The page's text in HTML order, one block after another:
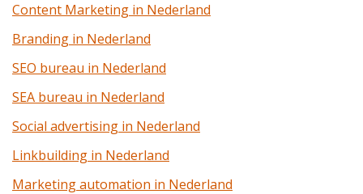
Content Marketing in Nederland
Branding in Nederland
SEO bureau in Nederland
SEA bureau in Nederland
Social advertising in Nederland
Linkbuilding in Nederland
Marketing automation in Nederland